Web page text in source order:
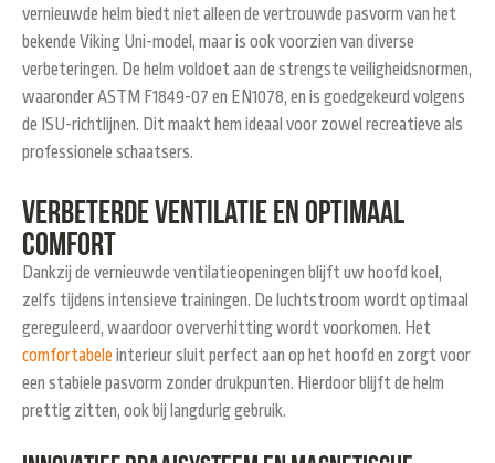
vernieuwde helm biedt niet alleen de vertrouwde pasvorm van het
bekende Viking Uni-model, maar is ook voorzien van diverse
verbeteringen. De helm voldoet aan de strengste veiligheidsnormen,
waaronder ASTM F1849-07 en EN1078, en is goedgekeurd volgens
de ISU-richtlijnen. Dit maakt hem ideaal voor zowel recreatieve als
professionele schaatsers.
Verbeterde ventilatie en optimaal
comfort
Dankzij de vernieuwde ventilatieopeningen blijft uw hoofd koel,
zelfs tijdens intensieve trainingen. De luchtstroom wordt optimaal
gereguleerd, waardoor oververhitting wordt voorkomen. Het
comfortabeleinterieur sluit perfect aan op het hoofd en zorgt voor
een stabiele pasvorm zonder drukpunten. Hierdoor blijft de helm
prettig zitten, ook bij langdurig gebruik.